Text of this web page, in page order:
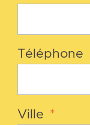
Téléphone
Ville *